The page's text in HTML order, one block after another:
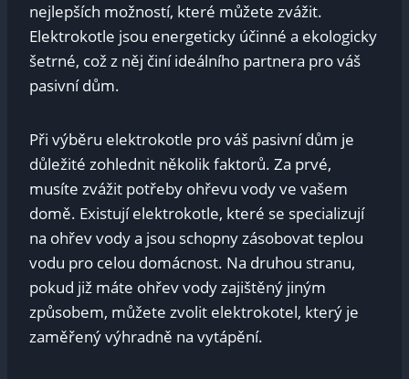
nejlepších možností, které můžete zvážit.
Elektrokotle jsou energeticky účinné a ekologicky
šetrné, což z něj činí ideálního partnera pro váš
pasivní dům.
Při výběru elektrokotle pro váš pasivní dům je
důležité zohlednit několik faktorů. Za prvé,
musíte zvážit potřeby ohřevu vody ve vašem
domě. Existují elektrokotle, které se specializují
na ohřev vody a jsou schopny zásobovat teplou
vodu pro celou domácnost. Na druhou stranu,
pokud již máte ohřev vody zajištěný jiným
způsobem, můžete zvolit elektrokotel, který je
zaměřený výhradně na vytápění.